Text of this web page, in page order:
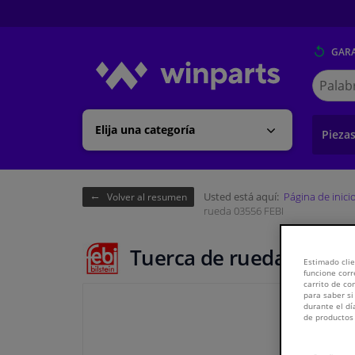
Elija una categoría
Buscar
en
Volver al resumen Usted está aquí: Página de inicio
rueda 03556 FEBI
Tuerca de rueda 03556
Estimado
funcione
carrito de
para saber
durante el
de